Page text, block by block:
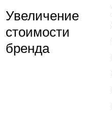
Увеличение
стоимости
бренда